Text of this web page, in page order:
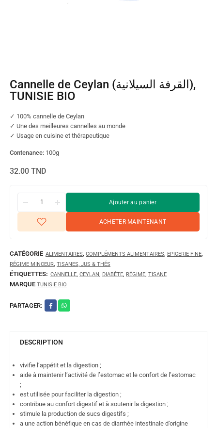
Cannelle de Ceylan (القرفة السيلانية),
TUNISIE BIO
✓ 100% cannelle de Ceylan
✓ Une des meilleures cannelles au monde
✓ Usage en cuisine et thérapeutique
Contenance: 100g
32.00 TND
Ajouter au panier
ACHETER MAINTENANT
CATÉGORIE ALIMENTAIRES, COMPLÉMENTS ALIMENTAIRES, EPICERIE FINE,
RÉGIME MINCEUR, TISANES, JUS & THÉS
ÉTIQUETTES: CANNELLE, CEYLAN, DIABÈTE, RÉGIME, TISANE
MARQUE TUNISIE BIO
PARTAGER:
DESCRIPTION
vivifie l’appétit et la digestion ;
aide à maintenir l’activité de l’estomac et le confort de l’estomac
;
est utilisée pour faciliter la digestion ;
contribue au confort digestif et à soutenir la digestion ;
stimule la production de sucs digestifs ;
a une action bénéfique en cas de diarrhée intestinale d’origine